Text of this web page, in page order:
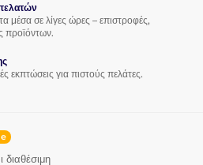
μέσα σε λίγες ώρες – επιστροφές,
προϊόντων.
εκπτώσεις για πιστούς πελάτες.
διαθέσιμη